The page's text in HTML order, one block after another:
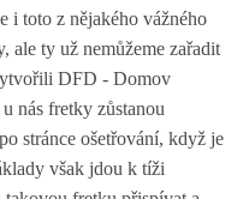
i toto z nějakého vážného
ale ty už nemůžeme zařadit
DFD - Domov
nás fretky zůstanou
stránce ošetřování, když je
však jdou k tíži